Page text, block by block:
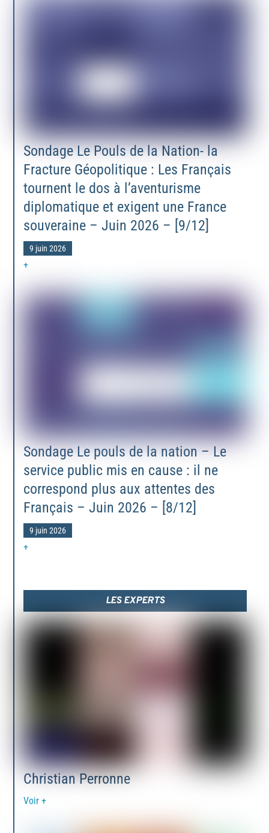
Sondage Le Pouls de la Nation- la
Fracture Géopolitique : Les Français
tournent le dos à l’aventurisme
diplomatique et exigent une France
souveraine – Juin 2026 – [9/12]
9 juin 2026
+
Sondage Le pouls de la nation – Le
service public mis en cause : il ne
correspond plus aux attentes des
Français – Juin 2026 – [8/12]
9 juin 2026
+
LES EXPERTS
Christian Perronne
Voir +